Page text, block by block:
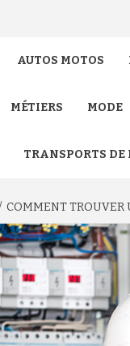
AUTOS MOTOS
MÉTIERS MODE
TRANSPORTS DE
COMMENT TROUVER